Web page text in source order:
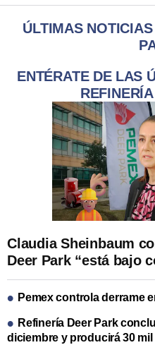
ÚLTIMAS
ENTÉRATE DE LAS
Claudia Sheinbaum
Deer Park “está bajo
Pemex controla derrame
Refinería Deer Park
diciembre y producirá 30